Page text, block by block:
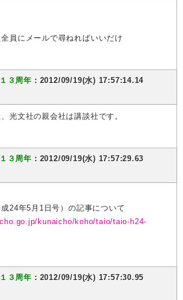
員にメールで尋ねればいいだけ
３周年 ：2012/09/19(水) 17:57:14.14
光文社の親会社は講談社です。
３周年 ：2012/09/19(水) 17:57:29.63
成24年5月1日号）の記事について
kunaicho/koho/taio/taio-h24-
３周年 ：2012/09/19(水) 17:57:30.95